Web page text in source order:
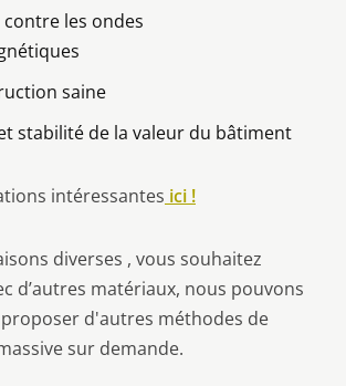
les ondes
saine
stabilité de la valeur du bâtiment
intéressantes ici !
diverses , vous souhaitez
d’autres matériaux, nous pouvons
d'autres méthodes de
sur demande.